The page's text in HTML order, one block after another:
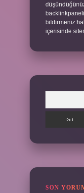
bildirmeniz
içerisinde
SON